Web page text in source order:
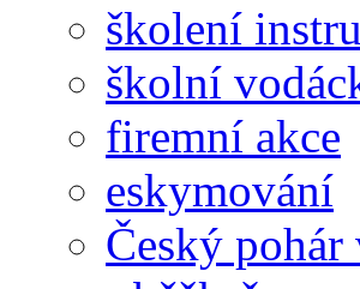
školení
školní
firemní akce
eskymování
Český pohár